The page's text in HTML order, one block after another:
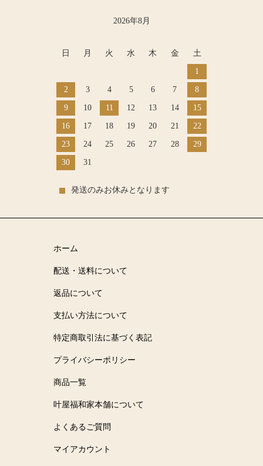
2026年8月
日 月 火 水 木 金 土
1
2 3 4 5 6 7 8
9 10 11 12 13 14 15
16 17 18 19 20 21 22
23 24 25 26 27 28 29
30 31
発送のみお休みとなります
ホーム
配送・送料について
返品について
支払い方法について
特定商取引法に基づく表記
プライバシーポリシー
商品一覧
叶屋福和家本舗について
よくあるご質問
マイアカウント